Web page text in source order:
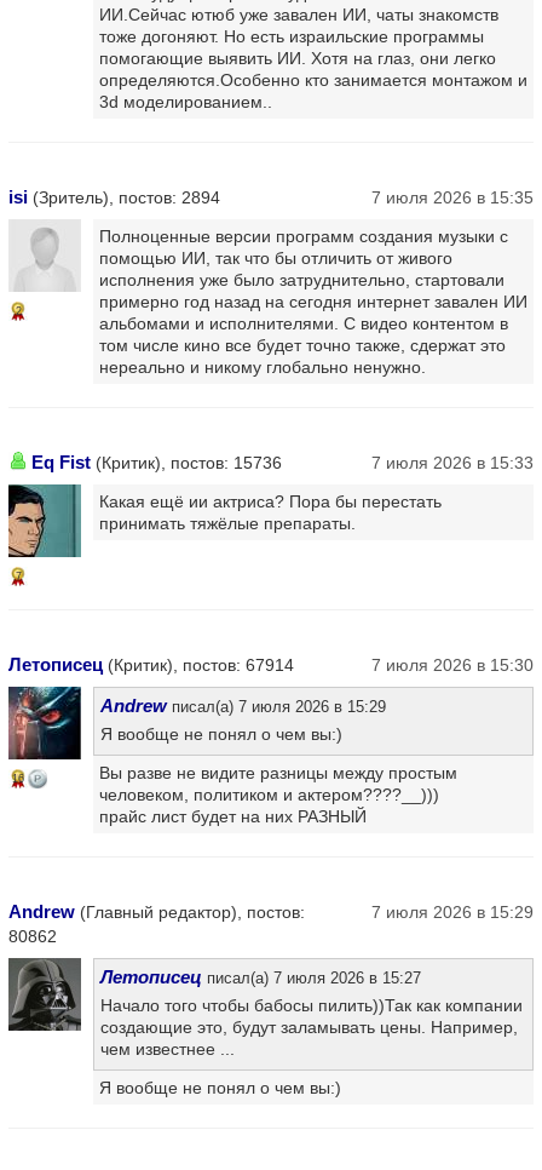
ИИ.Сейчас ютюб уже завален ИИ, чаты знакомств
тоже догоняют. Но есть израильские программы
помогающие выявить ИИ. Хотя на глаз, они легко
определяются.Особенно кто занимается монтажом и
3d моделированием..
isi (Зритель), постов: 2894 7 июля 2026 в 15:35
2
Полноценные версии программ создания музыки с
помощью ИИ, так что бы отличить от живого
исполнения уже было затруднительно, стартовали
примерно год назад на сегодня интернет завален ИИ
альбомами и исполнителями. С видео контентом в
том числе кино все будет точно также, сдержат это
нереально и никому глобально ненужно.
Eq Fist (Критик), постов: 15736 7 июля 2026 в 15:33
7
Какая ещё ии актриса? Пора бы перестать
принимать тяжёлые препараты.
Летописец (Критик), постов: 67914 7 июля 2026 в 15:30
16
Andrewписал(а) 7 июля 2026 в 15:29
Я вообще не понял о чем вы:)
Вы разве не видите разницы между простым
человеком, политиком и актером????__)))
прайс лист будет на них РАЗНЫЙ
Andrew (Главный редактор), постов:
80862
7 июля 2026 в 15:29
Летописец писал(а) 7 июля 2026 в 15:27
Начало того чтобы бабосы пилить))Так как компании
создающие это, будут заламывать цены. Например,
чем известнее ...
Я вообще не понял о чем вы:)